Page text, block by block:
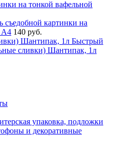
съедобной картинки на
А4 140 руб.
Быстрый
сливки) Шантипак, 1л
упаковка, подложки
и декоративные